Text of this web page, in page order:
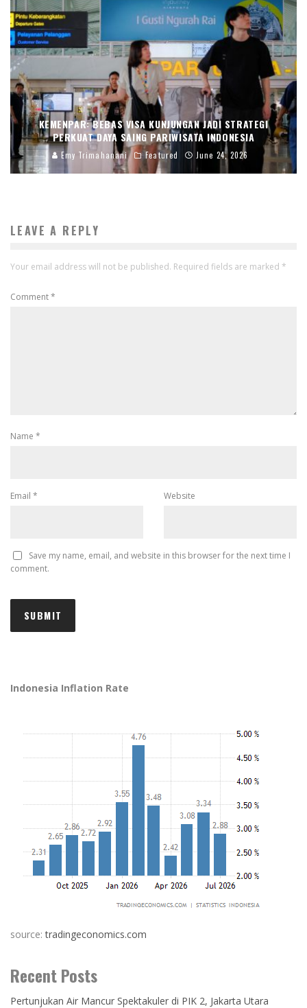
KEMENPAR: BEBAS VISA KUNJUNGAN JADI STRATEGI
PERKUAT DAYA SAING PARIWISATA INDONESIA
Emy Trimahanani Featured June 24, 2026
LEAVE A REPLY
Your email address will not be published. Required fields are marked *
Comment*
Name *
Email * Website
Save my name, email, and website in this browser for the next time I
comment.
Indonesia Inflation Rate
source:tradingeconomics.com
Recent Posts
Pertunjukan Air Mancur Spektakuler di PIK 2, Jakarta Utara